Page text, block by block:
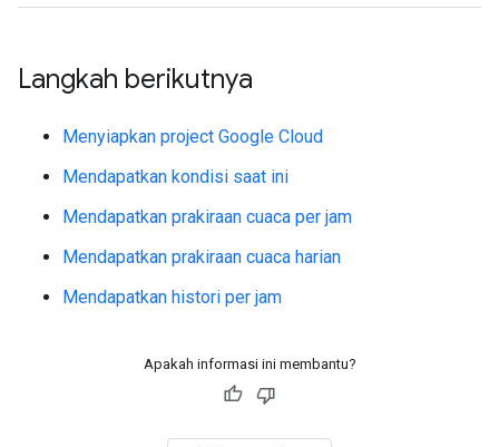
Langkah berikutnya
Menyiapkan project Google Cloud
Mendapatkan kondisi saat ini
Mendapatkan prakiraan cuaca per jam
Mendapatkan prakiraan cuaca harian
Mendapatkan histori per jam
Apakah informasi ini membantu?